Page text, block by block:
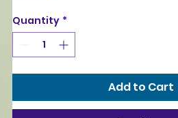
Quantity *
Add to Cart